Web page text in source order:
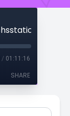
/ 01:11:16
SHARE